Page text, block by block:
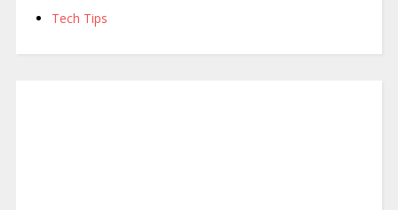
Tech Tips